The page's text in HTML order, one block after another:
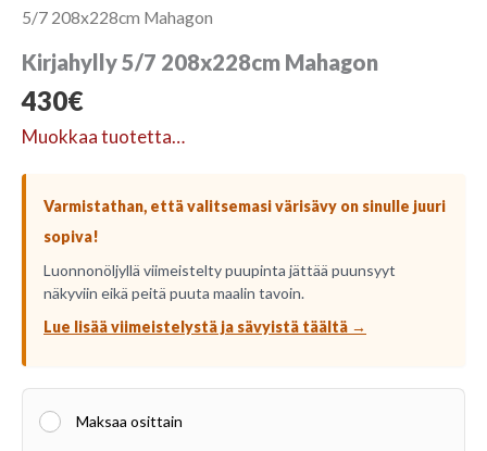
5/7 208x228cm Mahagon
Kirjahylly 5/7 208x228cm Mahagon
430€
Muokkaa tuotetta…
Varmistathan, että valitsemasi värisävy on sinulle juuri
sopiva!
Luonnonöljyllä viimeistelty puupinta jättää puunsyyt
näkyviin eikä peitä puuta maalin tavoin.
Lue lisää viimeistelystä ja sävyistä täältä →
Maksaa osittain